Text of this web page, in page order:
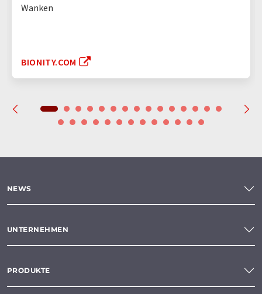
Wanken
BIONITY.COM
NEWS
UNTERNEHMEN
PRODUKTE